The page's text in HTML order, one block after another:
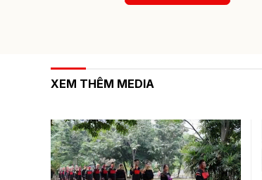
XEM THÊM MEDIA